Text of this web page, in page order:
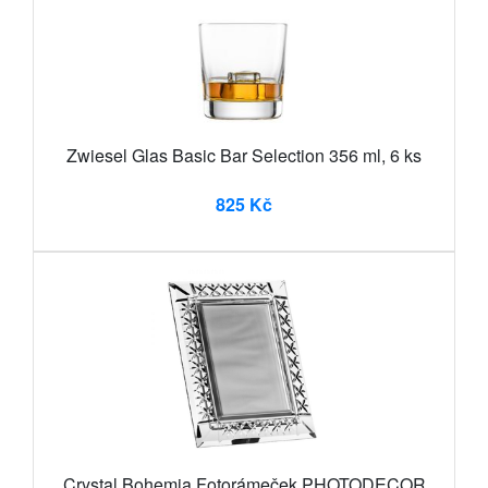
Zwiesel Glas Basic Bar Selection 356 ml, 6 ks
825 Kč